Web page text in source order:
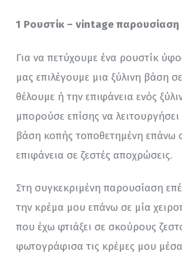
1 Ρουστίκ – vintage παρουσίαση
Για να πετύχουμε ένα ρουστίκ
μας επιλέγουμε μια ξύλινη βάση
θέλουμε ή την επιφάνεια ενός
μπορούσε επίσης να λειτουργήσει
βάση κοπής τοποθετημένη επάνω
επιφάνεια σε ζεστές αποχρώσεις.
Στη συγκεκριμένη παρουσίαση
την κρέμα μου επάνω σε μία
που έχω φτιάξει σε σκούρους
φωτογράφισα τις κρέμες μου